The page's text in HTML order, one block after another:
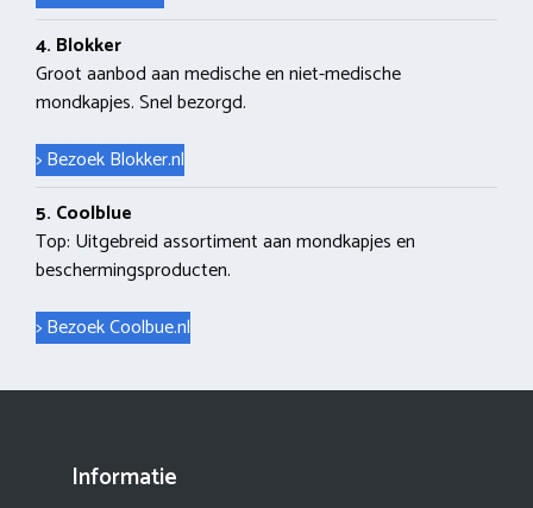
4. Blokker
Groot aanbod aan medische en niet-medische
mondkapjes. Snel bezorgd.
> Bezoek Blokker.nl
5. Coolblue
Top: Uitgebreid assortiment aan mondkapjes en
beschermingsproducten.
> Bezoek Coolbue.nl
Informatie